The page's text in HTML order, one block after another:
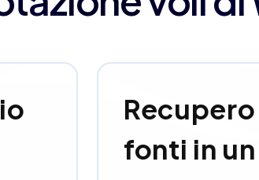
fonti in